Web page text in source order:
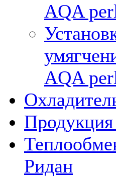
AQA
AQA
Ридан